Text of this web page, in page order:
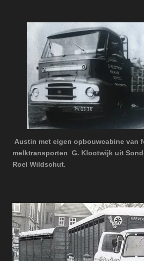
Austin met eigen opbouwcabine van
melktransporten G. Klootwijk uit
Roel Wildschut.